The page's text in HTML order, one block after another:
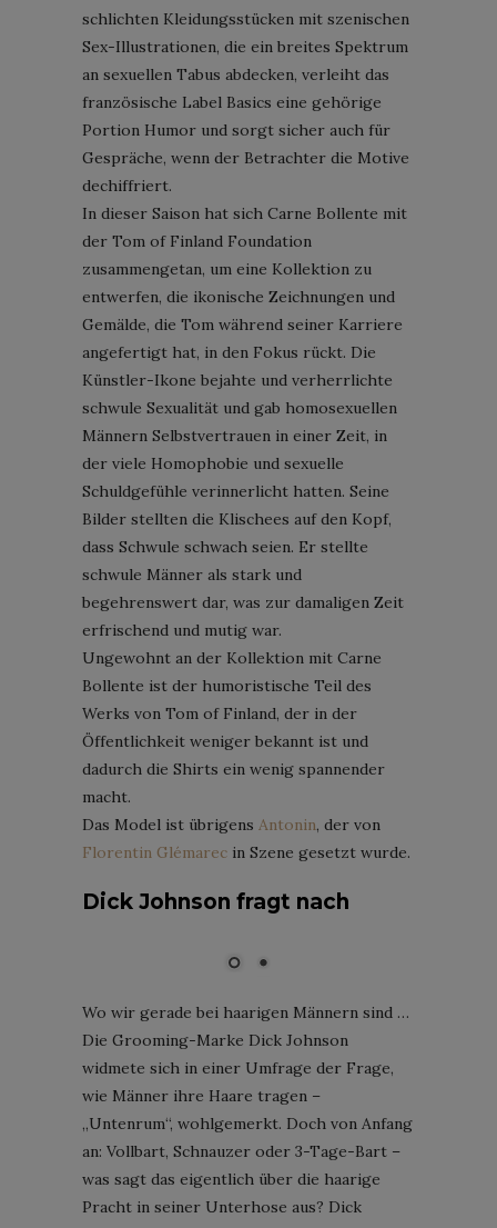
schlichten Kleidungsstücken mit szenischen
Sex-Illustrationen, die ein breites Spektrum
an sexuellen Tabus abdecken, verleiht das
französische Label Basics eine gehörige
Portion Humor und sorgt sicher auch für
Gespräche, wenn der Betrachter die Motive
dechiffriert.
In dieser Saison hat sich Carne Bollente mit
der Tom of Finland Foundation
zusammengetan, um eine Kollektion zu
entwerfen, die ikonische Zeichnungen und
Gemälde, die Tom während seiner Karriere
angefertigt hat, in den Fokus rückt. Die
Künstler-Ikone bejahte und verherrlichte
schwule Sexualität und gab homosexuellen
Männern Selbstvertrauen in einer Zeit, in
der viele Homophobie und sexuelle
Schuldgefühle verinnerlicht hatten. Seine
Bilder stellten die Klischees auf den Kopf,
dass Schwule schwach seien. Er stellte
schwule Männer als stark und
begehrenswert dar, was zur damaligen Zeit
erfrischend und mutig war.
Ungewohnt an der Kollektion mit Carne
Bollente ist der humoristische Teil des
Werks von Tom of Finland, der in der
Öffentlichkeit weniger bekannt ist und
dadurch die Shirts ein wenig spannender
macht.
Das Model ist übrigens Antonin, der von
Florentin Glémarec in Szene gesetzt wurde.
Dick Johnson fragt nach
Wo wir gerade bei haarigen Männern sind …
Die Grooming-Marke Dick Johnson
widmete sich in einer Umfrage der Frage,
wie Männer ihre Haare tragen –
„Untenrum“, wohlgemerkt. Doch von Anfang
an: Vollbart, Schnauzer oder 3-Tage-Bart –
was sagt das eigentlich über die haarige
Pracht in seiner Unterhose aus? Dick